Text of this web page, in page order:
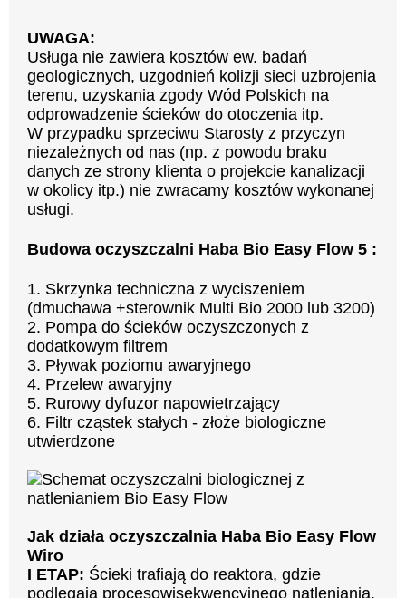
UWAGA:
Usługa nie zawiera kosztów ew. badań
geologicznych, uzgodnień kolizji sieci uzbrojenia
terenu, uzyskania zgody Wód Polskich na
odprowadzenie ścieków do otoczenia itp.
W przypadku sprzeciwu Starosty z przyczyn
niezależnych od nas (np. z powodu braku
danych ze strony klienta o projekcie kanalizacji
w okolicy itp.) nie zwracamy kosztów wykonanej
usługi.
Budowa oczyszczalni Haba Bio Easy Flow 5 :
1. Skrzynka techniczna z wyciszeniem
(dmuchawa +sterownik Multi Bio 2000 lub 3200)
2. Pompa do ścieków oczyszczonych z
dodatkowym filtrem
3. Pływak poziomu awaryjnego
4. Przelew awaryjny
5. Rurowy dyfuzor napowietrzający
6. Filtr cząstek stałych - złoże biologiczne
utwierdzone
Jak działa oczyszczalnia Haba Bio Easy Flow
Wiro
I ETAP: Ścieki trafiają do reaktora, gdzie
podlegają procesowisekwencyjnego natleniania.